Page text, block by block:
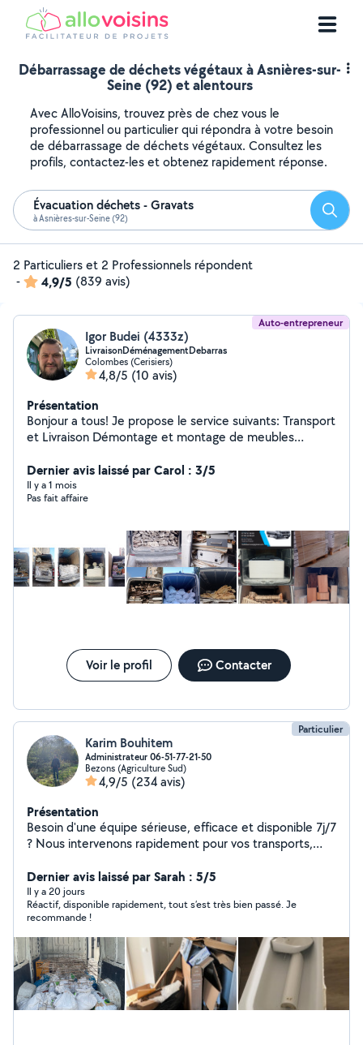
Débarrassage de déchets végétaux à Asnières-sur-
Seine (92) et alentours
Avec AlloVoisins, trouvez près de chez vous le
professionnel ou particulier qui répondra à votre besoin
de débarrassage de déchets végétaux. Consultez les
profils, contactez-les et obtenez rapidement réponse.
Évacuation déchets - Gravats
à Asnières-sur-Seine (92)
2 Particuliers et 2 Professionnels répondent
-
4,9/5 (839 avis)
Auto-entrepreneur
Igor Budei (4333z)
LivraisonDéménagementDebarras
Colombes (Cerisiers)
4,8/5 (10 avis)
Présentation
Bonjour a tous! Je propose le service suivants: Transport
et Livraison Démontage et montage de meubles
appartements, bureaux Facture disponible sur demande
Dernier avis laissé par Carol : 3/5
Il y a 1 mois
Pas fait affaire
Voir le profil Contacter
Particulier
Karim Bouhitem
Administrateur 06-51-77-21-50
Bezons (Agriculture Sud)
4,9/5 (234 avis)
Présentation
Besoin d'une équipe sérieuse, efficace et disponible 7j/7
? Nous intervenons rapidement pour vos transports,
travaux extérieurs. Transport & manutention Transport
de meubles, colis, électroménager Chargement /
déchargement Déplacement d'objets lourds ou
encombrants Aide au déménagement Débarras de
caves, garages, greniers Livraison et montage de
meubles (IKEA, But, Conforama) Nettoyage
professionnel (avec notre matériel vapeur) Nettoyage
de canapé, tapis, matelas, chaises, moquettes
Aspirateur vapeur / laveuse vapeur haute performance
Dernier avis laissé par Sarah : 5/5
Il y a 20 jours
Réactif, disponible rapidement, tout s’est très bien passé. Je
recommande !